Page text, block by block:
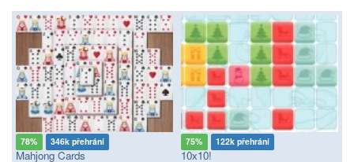
78% 346k přehrání
Mahjong Cards
75% 122k přehrání
10x10!